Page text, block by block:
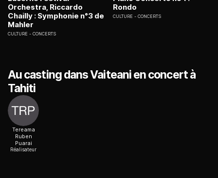
Orchestra, Riccardo
Chailly : Symphonie n°3 de
Mahler
CULTURE CONCERTS
Rondo
CULTURE CONCERTS
Au casting dans Vaiteani en concert à
Tahiti
Tereama
Ruben
Puarai
Réalisateur